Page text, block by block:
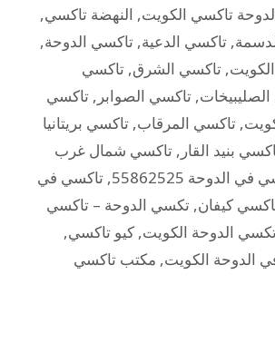
تاكسي الكويت, النهضة تاكسي,
, تاكسي الدعية, تاكسي الدوحة,
, تاكسي الشرق, تاكسي
, تاكسي الصوابر , تاكسي
, تاكسي المرقاب, تاكسي بريتانيا
بنيد القار , تاكسي شمال غرب
الدوحة 55862525 , تاكسي في
كيفان, تكسي الدوحة – تاكسي
الدوحة الكويت, كيو تاكسي,
الدوحة الكويت, مكتب تاكسي